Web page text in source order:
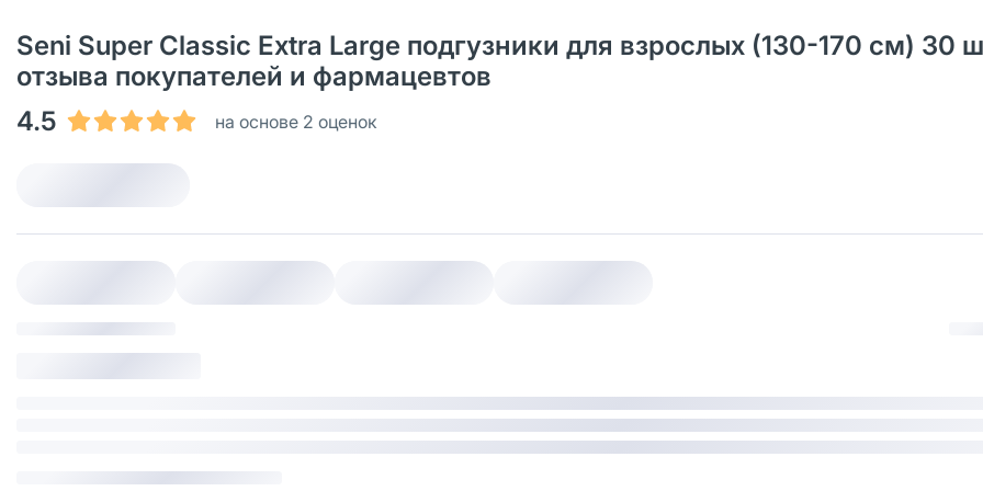
Seni Super Classic Extra Large подгузники для взрослых (130-170 см) 30
отзыва покупателей и фармацевтов
4.5
на основе 2 оценок